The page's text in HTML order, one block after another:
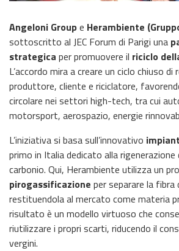
Angeloni Groupe Herambiente
sottoscritto al JEC Forum di Parigi una
strategica per promuovere il riciclo
L’accordo mira a creare un ciclo chiuso di
produttore, cliente e riciclatore,
circolare nei settori high-tech, tra cui
motorsport, aerospazio, energie
L’iniziativa si basa sull’innovativo
primo in Italia dedicato alla rigenerazione
carbonio. Qui, Herambiente utilizza un
pirogassificazione per separare la fibra
restituendola al mercato come materia
risultato è un modello virtuoso che
riutilizzare i propri scarti, riducendo il
vergini.